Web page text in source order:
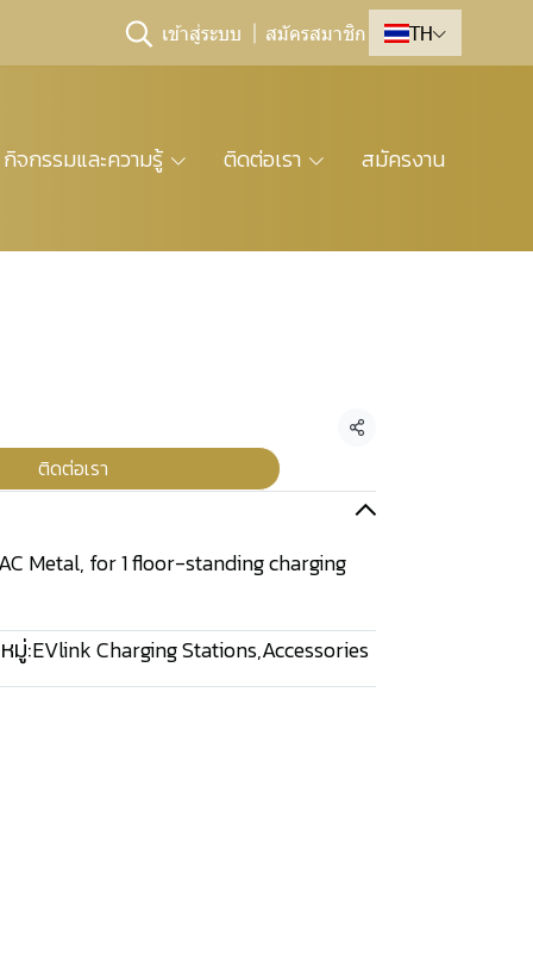
เข้าสู่ระบบ สมัครสมาชิก TH
กิจกรรมและความรู้ ติดต่อเรา สมัครงาน
แชร์
ติดต่อเรา
Metal, for 1 floor-standing charging
มู่:EVlink Charging Stations,Accessories